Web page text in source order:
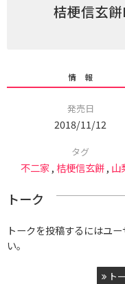
桔梗信玄
情 報
発売日
2018/11/12
タグ
不二家, 桔梗信玄餅, 山
トーク
トークを投稿するにはユ
い。
ト